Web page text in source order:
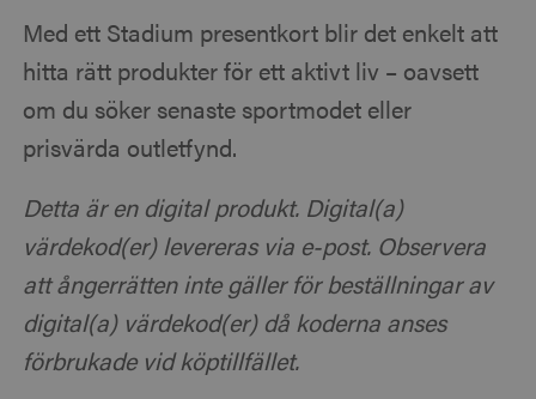
Med ett Stadium presentkort blir det enkelt att
hitta rätt produkter för ett aktivt liv – oavsett
om du söker senaste sportmodet eller
prisvärda outletfynd.
Detta är en digital produkt. Digital(a)
värdekod(er) levereras via e-post. Observera
att ångerrätten inte gäller för beställningar av
digital(a) värdekod(er) då koderna anses
förbrukade vid köptillfället.